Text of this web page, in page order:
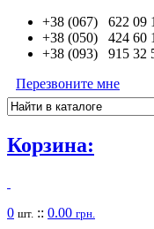
+38 (067) 622 09
+38 (050) 424 60
+38 (093) 915 32
Перезвоните мне
Корзина:
0 шт. :: 0.00 грн.